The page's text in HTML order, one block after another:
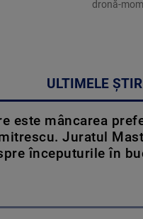
dronă-
ULTIMELE ȘTIRI
este mâncarea
Juratul
începuturile în